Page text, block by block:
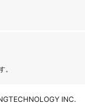
。
INC.